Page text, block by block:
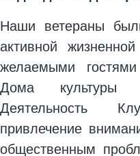
Наши ветераны
активной
желаемыми
Дома культуры
Деятельность
привлечение
общественным